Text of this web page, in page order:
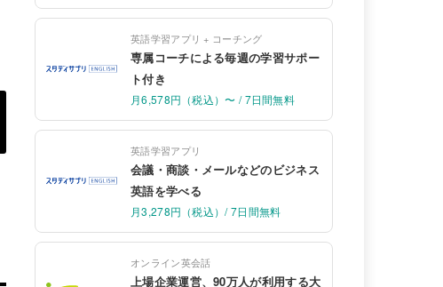
英語学習アプリ + コーチング
専属コーチによる毎週の学習サポー
ト付き
月6,578円（税込）〜 / 7日間無料
英語学習アプリ
会議・商談・メールなどのビジネス
英語を学べる
月3,278円（税込）/ 7日間無料
オンライン英会話
上場企業運営、90万人が利用する大